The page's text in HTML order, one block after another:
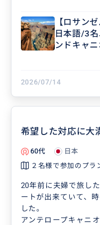
車内で寝る私たちに
れる、そんなきめ細
から終わりまであり
い、そんな日本人ガ
我々の希望を叶えて
【ロサン
日本語/3名
ンドキャ
追加アン
2026/07/14
希望した対応に大
60代 日本
２名様で参加のプラ
20年前に夫婦で旅し
ートが出来ていて、
した。
アンテロープキャニ